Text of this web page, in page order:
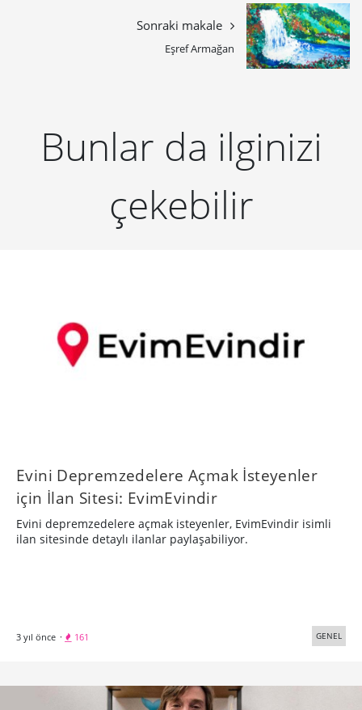
Sonraki makale
Eşref Armağan
Bunlar da ilginizi
çekebilir
Evini Depremzedelere Açmak İsteyenler
için İlan Sitesi: EvimEvindir
Evini depremzedelere açmak isteyenler, EvimEvindir isimli
ilan sitesinde detaylı ilanlar paylaşabiliyor.
3 yıl önce · 161 GENEL